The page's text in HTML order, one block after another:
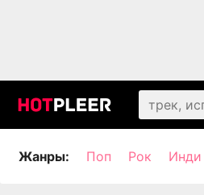
Жанры: Поп Рок Инди